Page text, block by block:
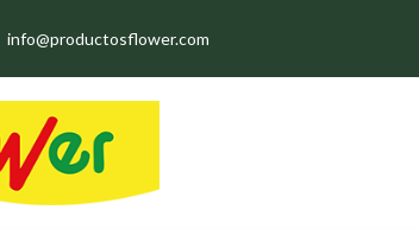
info@productosflower.com